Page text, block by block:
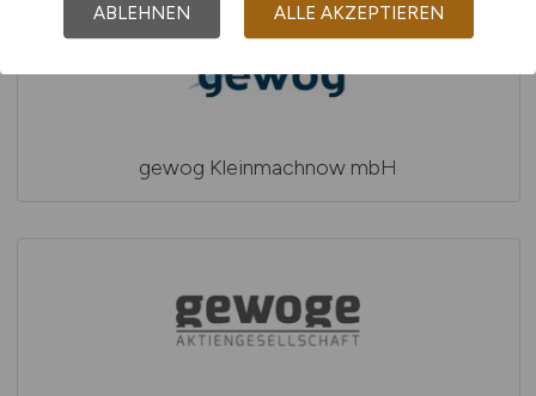
gewog Kleinmachnow mbH
ABLEHNEN ALLE AKZEPTIEREN